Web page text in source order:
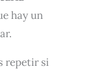
hay un
repetir si